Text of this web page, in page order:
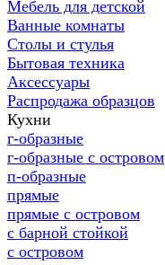
Мебель для детской
Ванные комнаты
Столы и стулья
Бытовая техника
Аксессуары
Распродажа образцов
Кухни
г-образные
г-образные с островом
п-образные
прямые
прямые с островом
с барной стойкой
с островом